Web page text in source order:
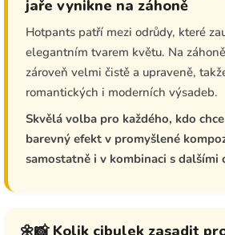
jaře vynikne na záhoně
Hotpants patří mezi odrůdy, které
elegantním tvarem květu. Na
zároveň velmi čistě a upraveně,
romantických i moderních výsadeb.
Skvělá volba pro každého, kdo
barevný efekt v promyšlené
samostatně i v kombinaci s dalšími